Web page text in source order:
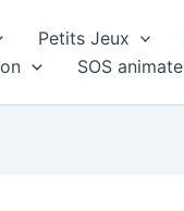
Petits Jeux
SOS